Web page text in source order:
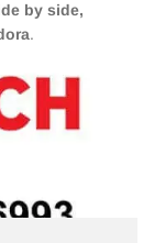
by side,
.